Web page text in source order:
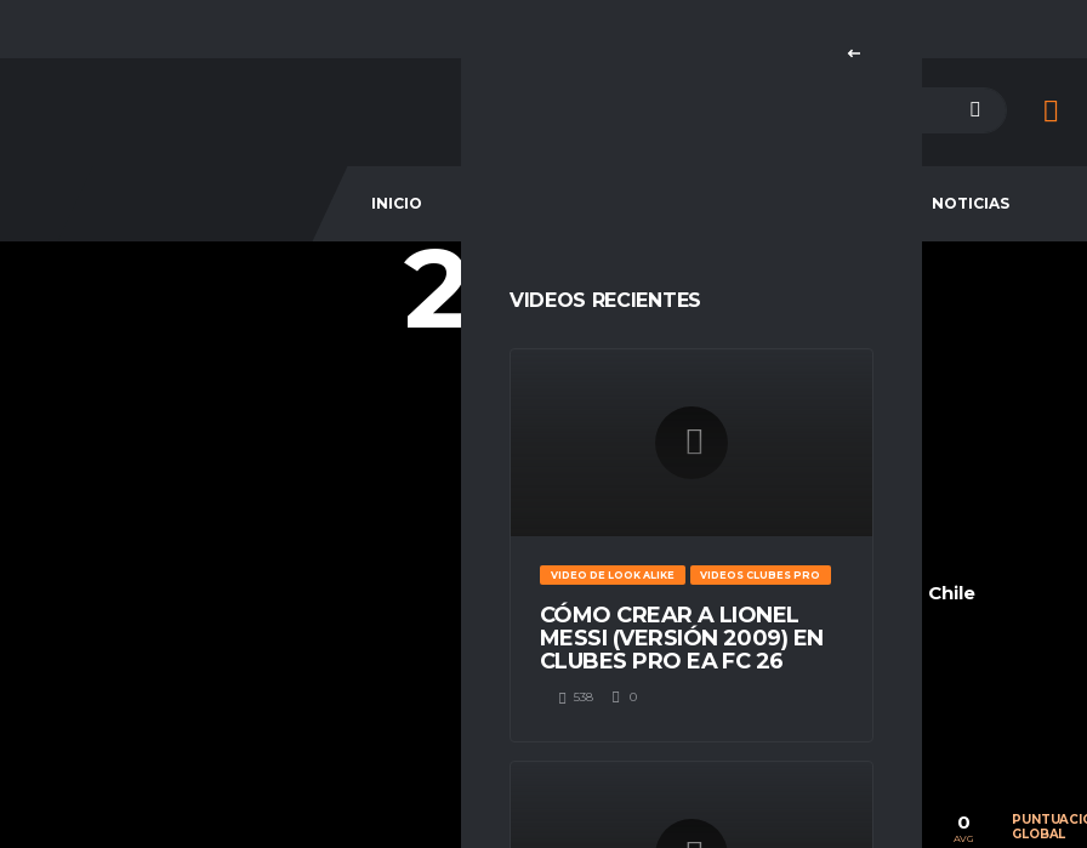
INICIO NOTICIAS
VIDEOS RECIENTES
VIDEO DE LOOK ALIKE VIDEOS CLUBES PRO
CÓMO CREAR A LIONEL
MESSI (VERSIÓN 2009) EN
CLUBES PRO EA FC 26
538 0
20 FRANKPOO18
Espacio Gamer
Chile
CALIFICACIÓN
0
AVG
GLOBAL